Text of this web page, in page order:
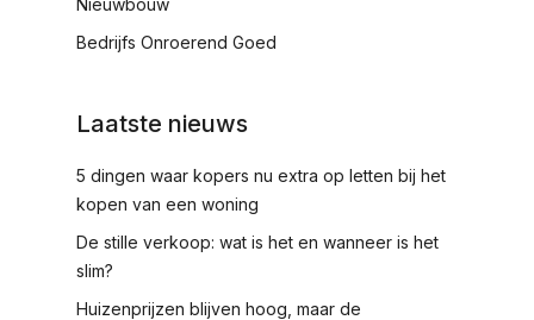
Nieuwbouw
Bedrijfs Onroerend Goed
Laatste nieuws
5 dingen waar kopers nu extra op letten bij het
kopen van een woning
De stille verkoop: wat is het en wanneer is het
slim?
Huizenprijzen blijven hoog, maar de